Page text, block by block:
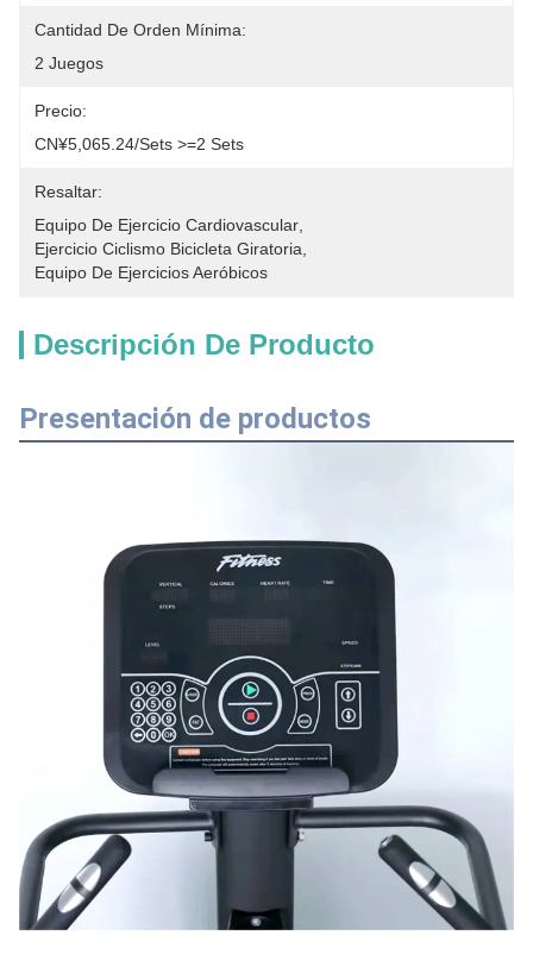
Cantidad De Orden Mínima:
2 Juegos
Precio:
CN¥5,065.24/sets >=2 Sets
Resaltar:
Equipo De Ejercicio Cardiovascular
Ejercicio Ciclismo Bicicleta Giratoria
Equipo De Ejercicios Aeróbicos
Descripción De Producto
Presentación de productos